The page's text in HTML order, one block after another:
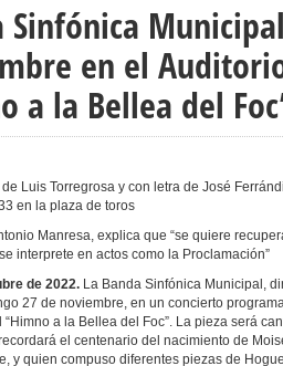
Sinfónica
en el
a la Bellea del
Luis Torregrosa y con letra de José
en la plaza de toros
Manresa, explica que “se quiere
interprete en actos como la Proclamación”
de 2022. La Banda Sinfónica Municipal,
27 de noviembre, en un concierto
“Himno a la Bellea del Foc”. La pieza será
el centenario del nacimiento de
y quien compuso diferentes piezas de